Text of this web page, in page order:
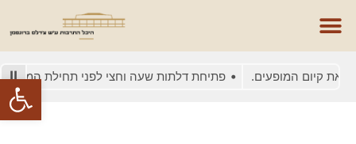
פתח קיום המופעים. פתיחת דלתות שעה וחצי לפני תחילת המופע